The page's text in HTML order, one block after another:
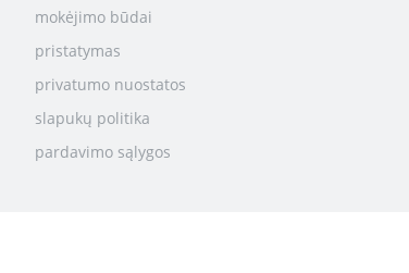
mokėjimo būdai
pristatymas
privatumo nuostatos
slapukų politika
pardavimo sąlygos